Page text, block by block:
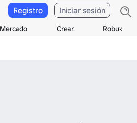
Mercado Crear Robux
Registro Iniciar sesión